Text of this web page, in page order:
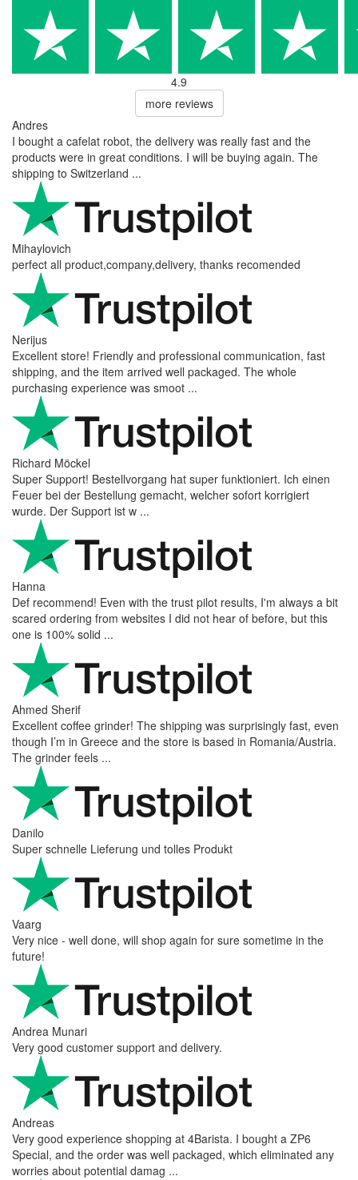
4.9
more reviews
Andres
I bought a cafelat robot, the delivery was really fast and the
products were in great conditions. I will be buying again. The
shipping to Switzerland ...
Mihaylovich
perfect all product,company,delivery, thanks recomended
Nerijus
Excellent store! Friendly and professional communication, fast
shipping, and the item arrived well packaged. The whole
purchasing experience was smoot ...
Richard Möckel
Super Support! Bestellvorgang hat super funktioniert. Ich einen
Feuer bei der Bestellung gemacht, welcher sofort korrigiert
wurde. Der Support ist w ...
Hanna
Def recommend! Even with the trust pilot results, I'm always a bit
scared ordering from websites I did not hear of before, but this
one is 100% solid ...
Ahmed Sherif
Excellent coffee grinder! The shipping was surprisingly fast, even
though I’m in Greece and the store is based in Romania/Austria.
The grinder feels ...
Danilo
Super schnelle Lieferung und tolles Produkt
Vaarg
Very nice - well done, will shop again for sure sometime in the
future!
Andrea Munari
Very good customer support and delivery.
Andreas
Very good experience shopping at 4Barista. I bought a ZP6
Special, and the order was well packaged, which eliminated any
worries about potential damag ...